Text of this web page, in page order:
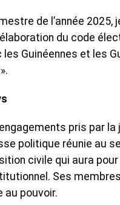
de l’année
du code
Guinéennes et les
pris par
politique réunie au
civile qui aura
Ses
au pouvoir.